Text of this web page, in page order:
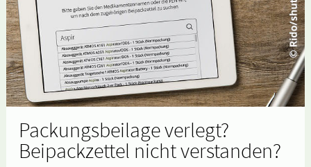
Packungsbeilage verlegt?
Beipackzettel nicht verstanden?